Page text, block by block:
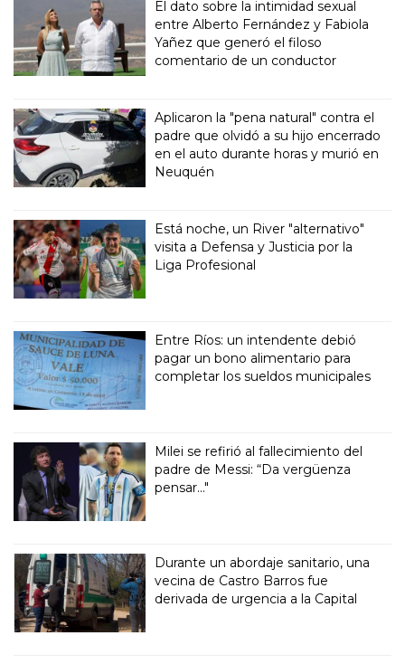
El dato sobre la intimidad sexual
entre Alberto Fernández y Fabiola
Yañez que generó el filoso
comentario de un conductor
Aplicaron la "pena natural" contra el
padre que olvidó a su hijo encerrado
en el auto durante horas y murió en
Neuquén
Está noche, un River "alternativo"
visita a Defensa y Justicia por la
Liga Profesional
Entre Ríos: un intendente debió
pagar un bono alimentario para
completar los sueldos municipales
Milei se refirió al fallecimiento del
padre de Messi: “Da vergüenza
pensar..."
Durante un abordaje sanitario, una
vecina de Castro Barros fue
derivada de urgencia a la Capital